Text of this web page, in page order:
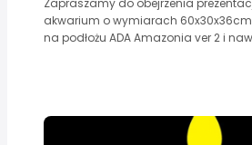
Zapraszamy do obejrzenia
akwarium o wymiarach
na podłożu ADA Amazonia ver 2 i